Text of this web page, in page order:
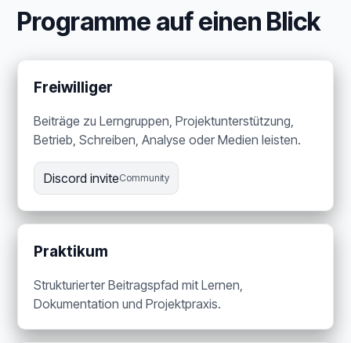
Programme auf einen Blick
Freiwilliger
Beiträge zu Lerngruppen, Projektunterstützung,
Betrieb, Schreiben, Analyse oder Medien leisten.
Discord inviteCommunity
Praktikum
Strukturierter Beitragspfad mit Lernen,
Dokumentation und Projektpraxis.